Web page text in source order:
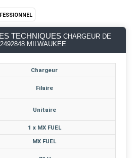
TECHNIQUES CHARGEUR DE
MILWAUKEE
Chargeur
Filaire
Unitaire
1 x MX FUEL
MX FUEL